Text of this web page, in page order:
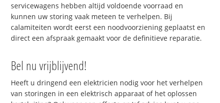
servicewagens hebben altijd voldoende voorraad en
kunnen uw storing vaak meteen te verhelpen. Bij
calamiteiten wordt eerst een noodvoorziening geplaatst en
direct een afspraak gemaakt voor de definitieve reparatie.
Bel nu vrijblijvend!
Heeft u dringend een elektricien nodig voor het verhelpen
van storingen in een elektrisch apparaat of het oplossen